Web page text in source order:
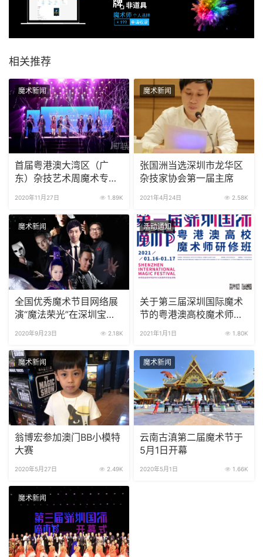
相关推荐
魔术新闻
首届粤港澳大湾区（广
东）杂技艺术周魔术专场
2020年11月27日 1.89K
魔术新闻
张国洲当选深圳市龙华区
杂技家协会第一届主席
2021年4月24日 2.58K
魔术新闻
全国优秀魔术节目网络展
演“魔法荣光”在深圳宝安
2020年9月23日 2.18K
活动通知
关于第三届深圳国际魔术
节的粤港澳高校魔术师研
2021年1月1日 1.80K
魔术新闻
翁博宏参加澳门BB小模特
大赛
2020年5月27日 2.49K
魔术新闻
云南古滇第二届魔术节于
5月1日开幕
2020年5月1日 1.66K
魔术新闻